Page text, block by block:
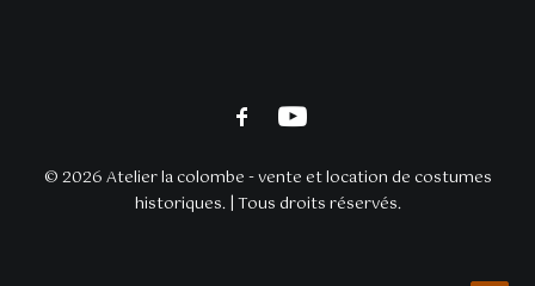
© 2026 Atelier la colombe - vente et location de costumes
historiques. | Tous droits réservés.